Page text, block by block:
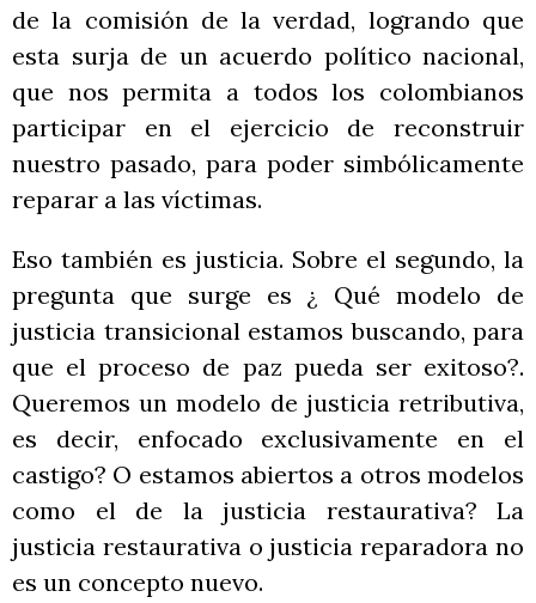
de la comisión de la verdad, logrando que
esta surja de un acuerdo político nacional,
que nos permita a todos los colombianos
participar en el ejercicio de reconstruir
nuestro pasado, para poder simbólicamente
reparar a las víctimas.
Eso también es justicia. Sobre el segundo, la
pregunta que surge es ¿ Qué modelo de
justicia transicional estamos buscando, para
que el proceso de paz pueda ser exitoso?.
Queremos un modelo de justicia retributiva,
es decir, enfocado exclusivamente en el
castigo? O estamos abiertos a otros modelos
como el de la justicia restaurativa? La
justicia restaurativa o justicia reparadora no
es un concepto nuevo.